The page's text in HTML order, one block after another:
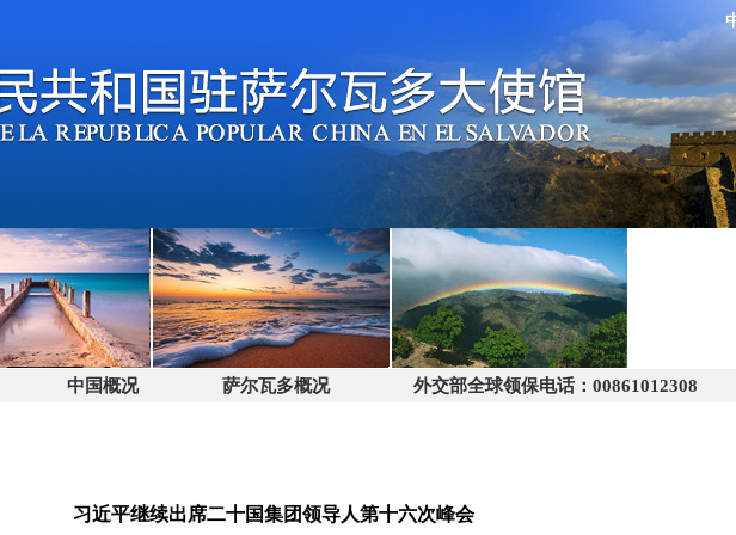
中国概况 萨尔瓦多概况 外交部全球领保电话：00861012308
习近平继续出席二十国集团领导人第十六次峰会